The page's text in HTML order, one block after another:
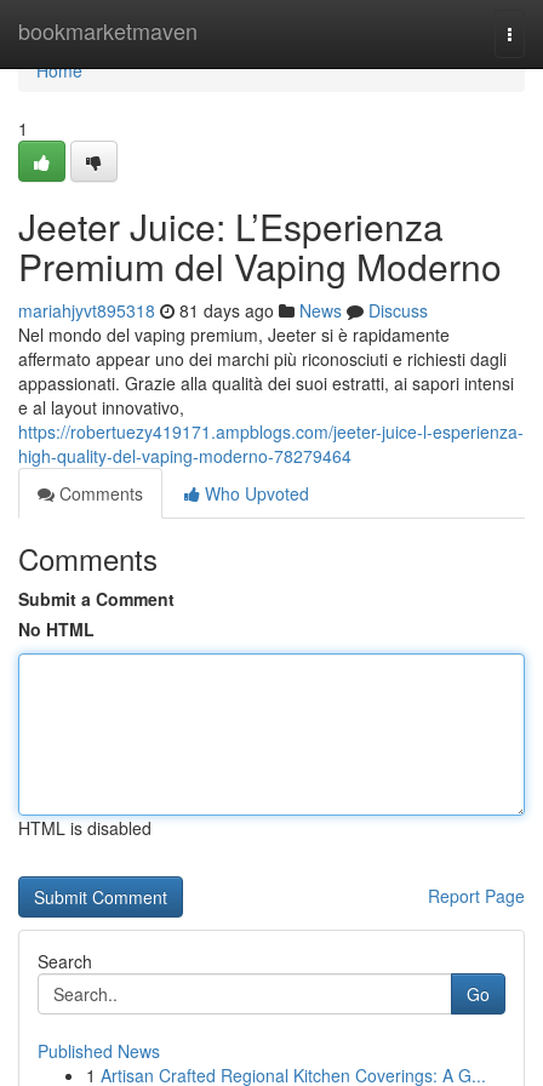
bookmarketmaven
Home
Home
1
Jeeter Juice: L’Esperienza
Premium del Vaping Moderno
mariahjyvt895318 81 days ago News
Discuss
Nel mondo del vaping premium, Jeeter si è rapidamente
affermato appear uno dei marchi più riconosciuti e richiesti dagli
appassionati. Grazie alla qualità dei suoi estratti, ai sapori intensi
e al layout innovativo,
https://robertuezy419171.ampblogs.com/jeeter-juice-l-esperienza-
high-quality-del-vaping-moderno-78279464
Comments
Who Upvoted
Comments
Submit a Comment
No HTML
HTML is disabled
Report Page
Search
Go
Published News
1 Artisan Crafted Regional Kitchen Coverings: A G...